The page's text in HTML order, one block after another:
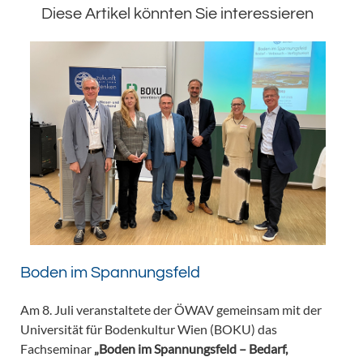
Diese Artikel könnten Sie interessieren
Boden im Spannungsfeld
Am 8. Juli veranstaltete der ÖWAV gemeinsam mit der
Universität für Bodenkultur Wien (BOKU) das
Fachseminar „Boden im Spannungsfeld – Bedarf,